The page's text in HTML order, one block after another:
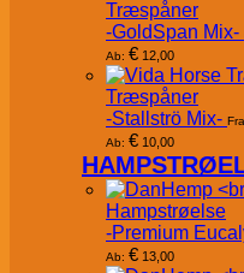
Træspåner
-GoldSpan Mix-
Ab: € 12,00
Træspåner
-Stallströ Mix-
Ab: € 10,00
Hampstrøelse
-Premium
Ab: € 13,00